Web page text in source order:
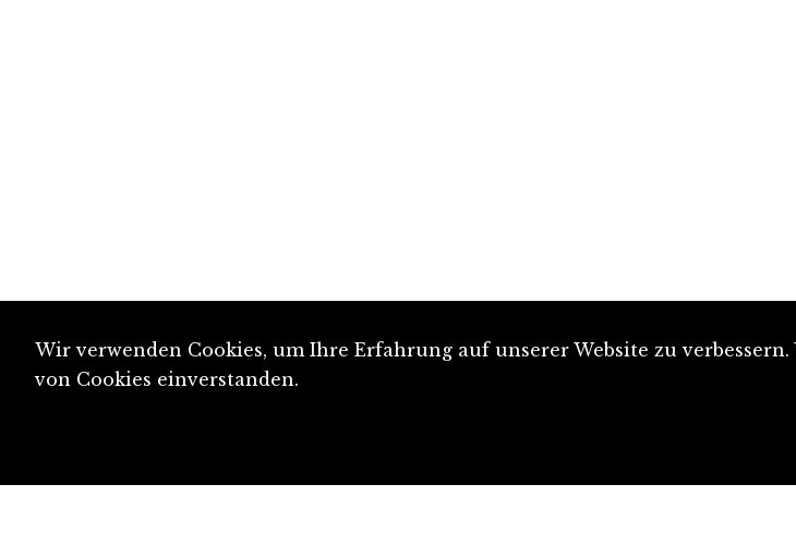
Wir verwenden Cookies, um Ihre Erfahrung auf unserer Website zu
von Cookies einverstanden.